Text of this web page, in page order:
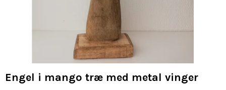
Engel i mango træ med metal vinger